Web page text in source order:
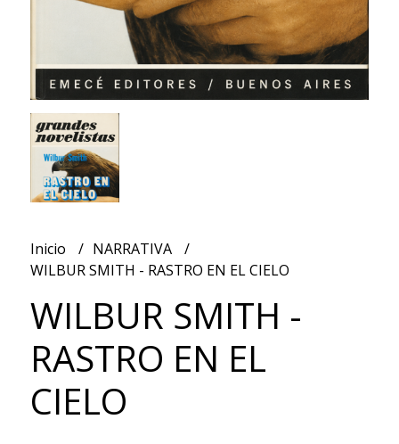
Inicio
NARRATIVA
WILBUR SMITH - RASTRO EN EL CIELO
WILBUR SMITH -
RASTRO EN EL
CIELO